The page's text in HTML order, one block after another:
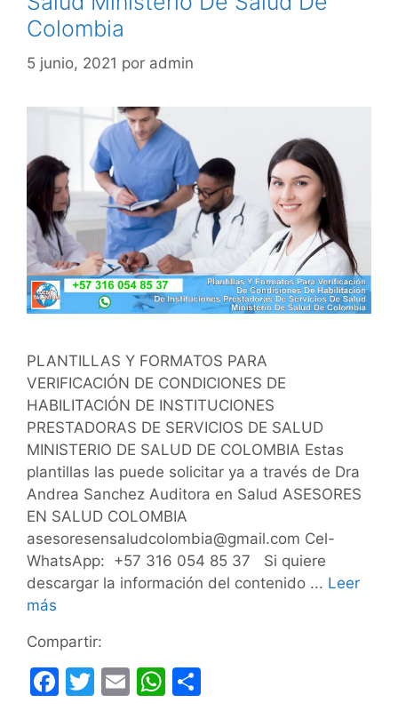
Colombia
5 junio, 2021 por admin
PLANTILLAS Y FORMATOS PARA
VERIFICACIÓN DE CONDICIONES DE
HABILITACIÓN DE INSTITUCIONES
PRESTADORAS DE SERVICIOS DE SALUD
MINISTERIO DE SALUD DE COLOMBIA Estas
plantillas las puede solicitar ya a través de Dra
Andrea Sanchez Auditora en Salud ASESORES
EN SALUD COLOMBIA
asesoresensaludcolombia@gmail.com Cel-
WhatsApp: +57 316 054 85 37 Si quiere
descargar la información del contenido ... Leer
más
Compartir:
F
T
E
W